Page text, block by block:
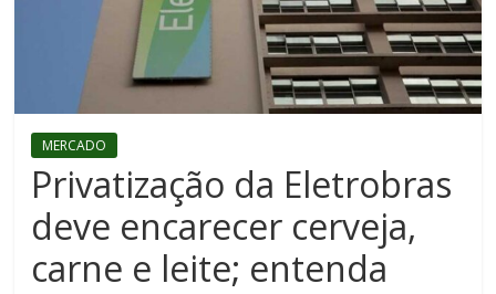
MERCADO
Privatização da Eletrobras
deve encarecer cerveja,
carne e leite; entenda